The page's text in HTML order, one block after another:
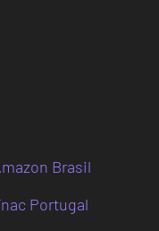
Brasil
Portugal